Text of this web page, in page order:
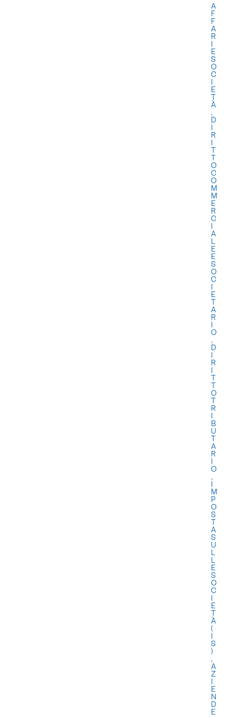
A
F
F
A
R
I
E
S
O
C
I
E
T
À
,
D
I
R
I
T
T
O
C
O
M
M
E
R
C
I
A
L
E
E
S
O
C
I
E
T
A
R
I
O
,
D
I
R
I
T
T
O
T
R
I
B
U
T
A
R
I
O
,
I
M
P
O
S
T
A
S
U
L
L
E
S
O
C
I
E
T
À
(
I
S
)
,
A
Z
I
E
N
D
E